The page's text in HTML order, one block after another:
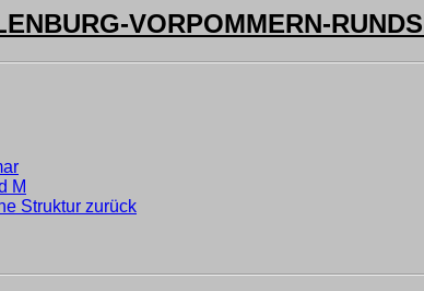
VORPOMMERN-
M
Struktur zurück